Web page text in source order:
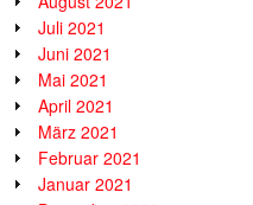
Juli 2021
Juni 2021
Mai 2021
April 2021
März 2021
Februar 2021
Januar 2021